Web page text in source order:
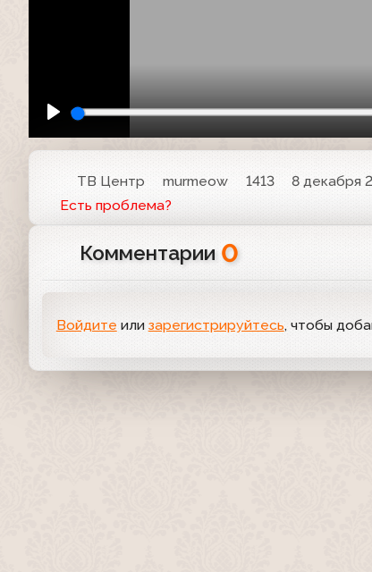
ТВ Центр murmeow 1413 8 декабря
Есть проблема?
Комментарии 0
Войдите или зарегистрируйтесь, чтобы